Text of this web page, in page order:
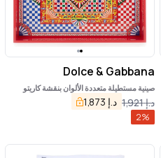
Dolce & Gabbana
صينية مستطيلة متعددة الألوان بنقشة كاريتو
سيسيليانو من الخشب المطليد.إ1,921 د.إ 1,873
2%